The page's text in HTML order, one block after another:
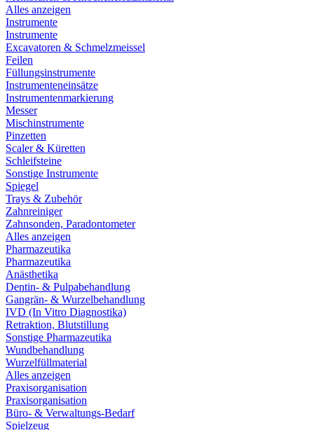
Alles anzeigen
Instrumente
Instrumente
Excavatoren & Schmelzmeissel
Feilen
Füllungsinstrumente
Instrumenteneinsätze
Instrumentenmarkierung
Messer
Mischinstrumente
Pinzetten
Scaler & Küretten
Schleifsteine
Sonstige Instrumente
Spiegel
Trays & Zubehör
Zahnreiniger
Zahnsonden, Paradontometer
Alles anzeigen
Pharmazeutika
Pharmazeutika
Anästhetika
Dentin- & Pulpabehandlung
Gangrän- & Wurzelbehandlung
IVD (In Vitro Diagnostika)
Retraktion, Blutstillung
Sonstige Pharmazeutika
Wundbehandlung
Wurzelfüllmaterial
Alles anzeigen
Praxisorganisation
Praxisorganisation
Büro- & Verwaltungs-Bedarf
Spielzeug